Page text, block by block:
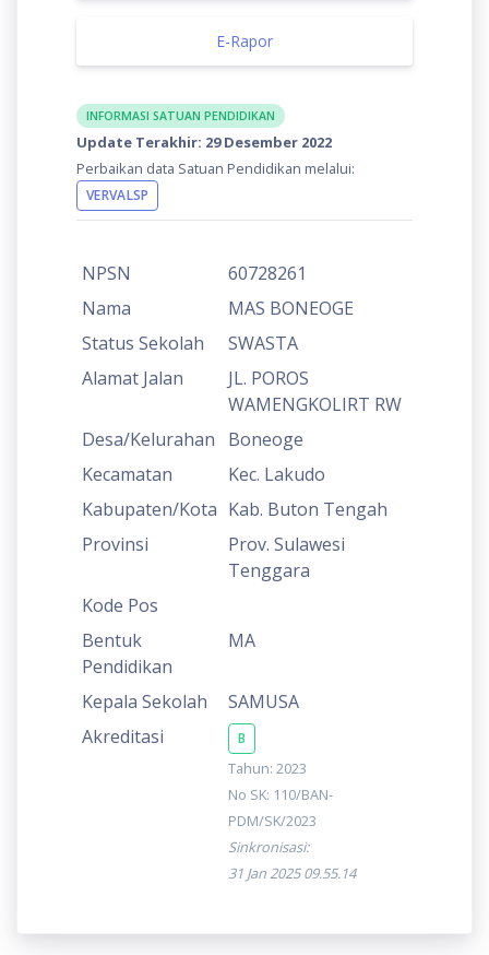
E-Rapor
INFORMASI SATUAN PENDIDIKAN
Update Terakhir: 29 Desember 2022
Perbaikan data Satuan Pendidikan melalui:
VERVALSP
NPSN
60728261
Nama
MAS BONEOGE
Status Sekolah
SWASTA
Alamat Jalan
JL. POROS
WAMENGKOLIRT RW
Desa/Kelurahan
Boneoge
Kecamatan
Kec. Lakudo
Kabupaten/Kota Kab. Buton Tengah
Provinsi
Prov. Sulawesi
Tenggara
Kode Pos
Bentuk
Pendidikan
MA
Kepala Sekolah
SAMUSA
Akreditasi
B
Tahun: 2023
No SK: 110/BAN-
PDM/SK/2023
Sinkronisasi:
31 Jan 2025 09.55.14